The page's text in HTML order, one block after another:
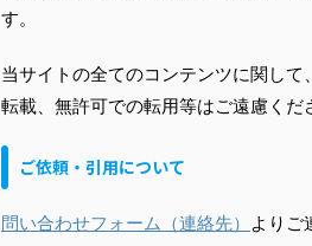
す。
当サイトの全てのコンテンツに関して
転載、無許可での転用等はご遠慮くだ
ご依頼・引用について
問い合わせフォーム（連絡先） よりご